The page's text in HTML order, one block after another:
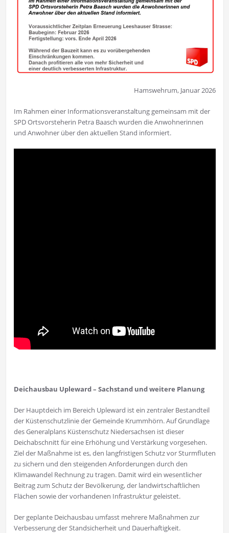
Hamswehrum, Januar 2026
Im Rahmen einer Informationsveranstaltung gemeinsam mit der
SPD Ortsvorsteherin Petra Baasch wurden die Anwohnerinnen
und Anwohner über den aktuellen Stand informiert.
Deichausbau Upleward – Sachstand und weitere Planung
Der Hauptdeich im Bereich Upleward ist ein zentraler Bestandteil
der Küstenschutzlinie der Gemeinde Krummhörn. Auf Grundlage
des Generalplans Küstenschutz Niedersachsen ist dieser
Deichabschnitt für eine Erhöhung und Verstärkung vorgesehen.
Ziel der Maßnahme ist es, den langfristigen Schutz vor Sturmfluten
zu sichern und den steigenden Anforderungen durch den
Klimawandel Rechnung zu tragen. Damit wird ein wesentlicher
Beitrag zum Schutz der Bevölkerung, der landwirtschaftlichen
Flächen sowie der vorhandenen Infrastruktur geleistet.
Der geplante Deichausbau umfasst mehrere Maßnahmen zur
Verbesserung der Standsicherheit und Dauerhaftigkeit.